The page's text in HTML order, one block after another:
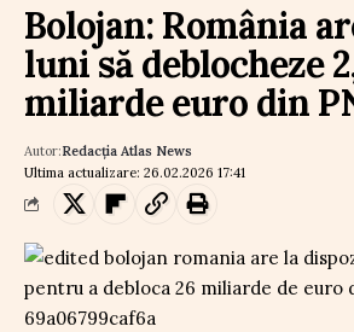
Bolojan: România
luni să deblocheze
miliarde euro din
Ultima actualizare: 26.02.2026 17:41
Autor:Redacția Atlas News